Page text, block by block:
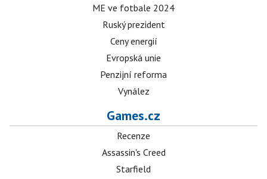
ME ve fotbale 2024
Ruský prezident
Ceny energií
Evropská unie
Penzijní reforma
Vynález
Games.cz
Recenze
Assassin's Creed
Starfield